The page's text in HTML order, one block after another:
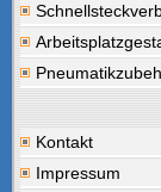
Kontakt
Impressum